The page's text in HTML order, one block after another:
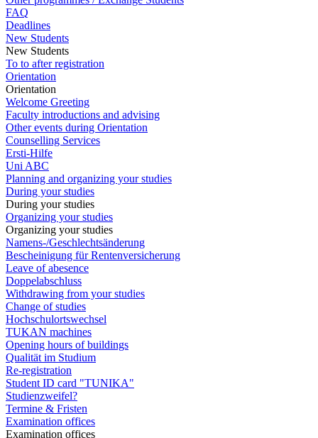
FAQ
Deadlines
New Students
New Students
To to after registration
Orientation
Orientation
Welcome Greeting
Faculty introductions and advising
Other events during Orientation
Counselling Services
Ersti-Hilfe
Uni ABC
Planning and organizing your studies
During your studies
During your studies
Organizing your studies
Organizing your studies
Namens-/Geschlechtsänderung
Bescheinigung für Rentenversicherung
Leave of abesence
Doppelabschluss
Withdrawing from your studies
Change of studies
Hochschulortswechsel
TUKAN machines
Opening hours of buildings
Qualität im Studium
Re-registration
Student ID card "TUNIKA"
Studienzweifel?
Termine & Fristen
Examination offices
Examination offices